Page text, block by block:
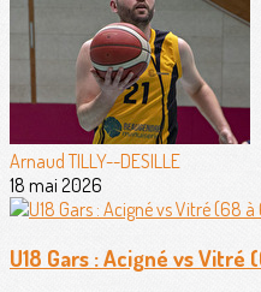
Arnaud TILLY--DESILLE
18 mai 2026
U18 Gars : Acigné vs Vitré